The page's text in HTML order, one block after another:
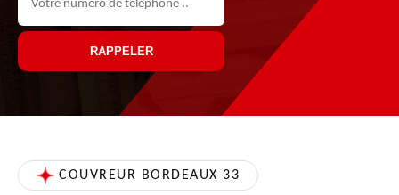
COUVREUR BORDEAUX 33